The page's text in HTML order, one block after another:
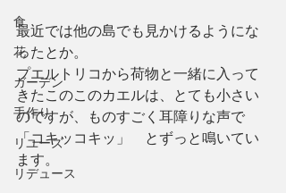
食
花
ガーデン
手作り
リユーズ
リデュース
最近では他の島でも見かけるようにな
ったとか。
プエルトリコから荷物と一緒に入って
きたこのこのカエルは、とても小さい
のですが、ものすごく耳障りな声で
「コキッコキッ」　とずっと鳴いてい
ます。